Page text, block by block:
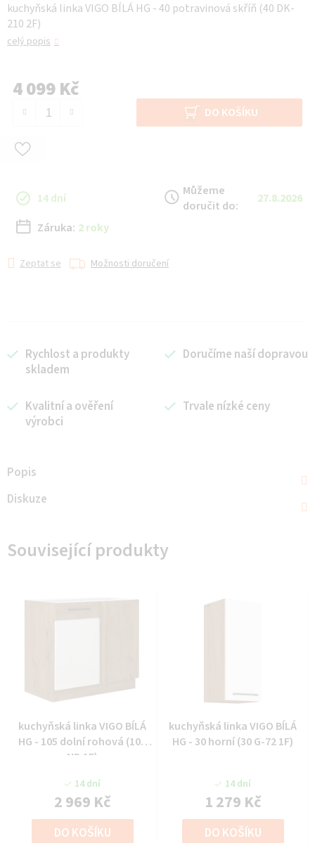
kuchyňská linka VIGO BÍLÁ HG - 40 potravinová skříň (40 DK-
210 2F)
celý popis
4 099 Kč
DO KOŠÍKU
14 dní
Můžeme
doručit do:
27.8.2026
Záruka: 2 roky
Zeptat se Možnosti doručení
Rychlost a produkty
skladem
Doručíme naší dopravou
Kvalitní a ověření
výrobci
Trvale nízké ceny
Popis
Diskuze
Související produkty
kuchyňská linka VIGO BÍLÁ
HG - 105 dolní rohová (105
ND 1F)
14 dní
2 969 Kč
DO KOŠÍKU
kuchyňská linka VIGO BÍLÁ
HG - 30 horní (30 G-72 1F)
14 dní
1 279 Kč
DO KOŠÍKU